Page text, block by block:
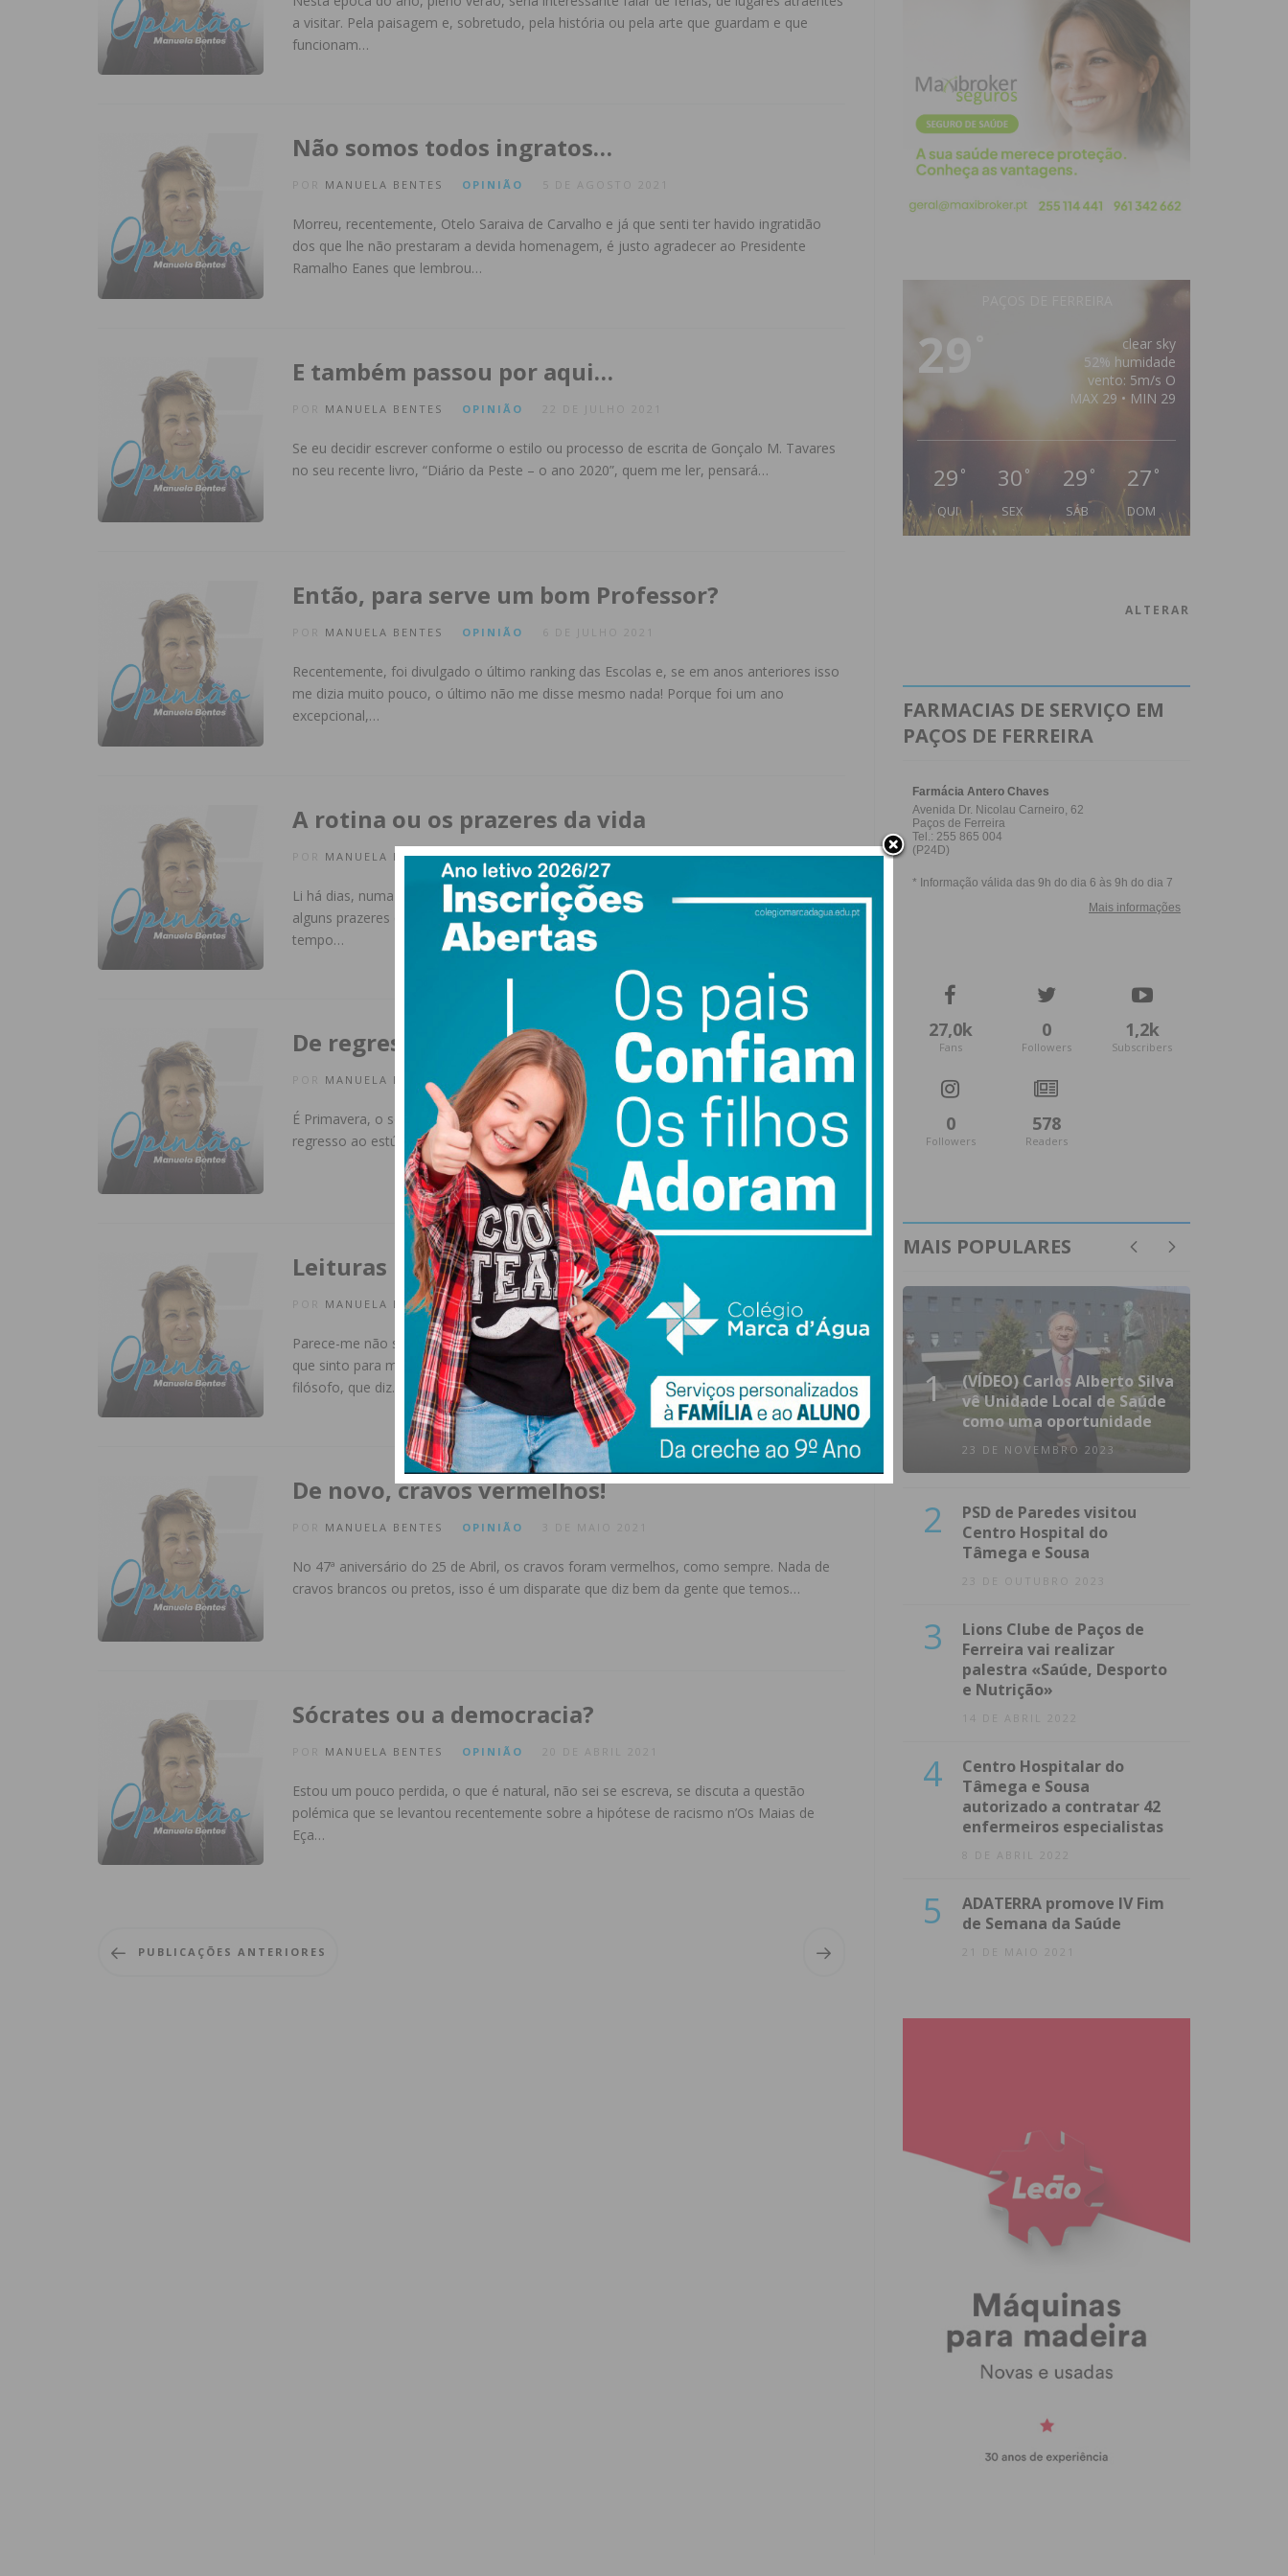
a visitar. Pela paisagem e, sobretudo, pela história ou pela arte que guardam e que
funcionam…
Não somos todos ingratos…
MANUELA BENTES OPINIÃO 5 DE AGOSTO 2021
Morreu, recentemente, Otelo Saraiva de Carvalho e já que senti ter havido ingratidão
dos que lhe não prestaram a devida homenagem, é justo agradecer ao Presidente
Ramalho Eanes que lembrou…
E também passou por aqui…
MANUELA BENTES OPINIÃO
Se eu decidir escrever conforme o estilo ou processo de escrita de Gonçalo M. Tavares
no seu recente livro, “Diário da Peste – o ano 2020”, quem me ler, pensará…
Então, para serve um bom Professor?
MANUELA BENTES OPINIÃO
Recentemente, foi divulgado o último ranking das Escolas e, se em anos anteriores isso
me dizia muito pouco, o último não me disse mesmo nada! Porque foi um ano
excepcional,…
A rotina ou os prazeres da vida
MANUELA BENTES OPINIÃO 23 DE JUNHO 2021
Li há dias, numa qualquer revista, uma crónica que me fez reflectir. Sobre rotinas ou
alguns prazeres que podemos tirar da vida! A verdade é que nem sempre temos
tempo…
De regresso ao estúdio!
MANUELA BENTES OPINIÃO 9 DE JUNHO 2021
É Primavera, o sol brilha lá fora, a temperatura amena pisca o olho às esplanadas e, de
regresso ao estúdio de Yoga, sinto-me mais feliz por poder voltar às posições…
Leituras
MANUELA BENTES OPINIÃO 25 DE MAIO 2021
Parece-me não ser necessário dizer que a leitura é, cada vez mais, uma necessidade
que sinto para me sentir bem. Concordo inteiramente com Umberto Eco, escritor e
filósofo, que diz…
De novo, cravos vermelhos!
MANUELA BENTES OPINIÃO 3 DE MAIO 2021
No 47ª aniversário do 25 de Abril, os cravos foram vermelhos, como sempre. Nada de
cravos brancos ou pretos, isso é um disparate que diz bem da gente que temos…
Sócrates ou a democracia?
MANUELA BENTES OPINIÃO 20 DE ABRIL 2021
Estou um pouco perdida, o que é natural, não sei se escreva, se discuta a questão
polémica que se levantou recentemente sobre a hipótese de racismo n’Os Maias de
Eça…
PUBLICAÇÕES ANTERIORES
29
clear sky
52% humidade
vento: 5m/s O
MAX 29 • MIN 29
29 °
QUI
30 °
SEX
29 °
SÁB
27 °
DOM
ALTERAR
FARMACIAS DE SERVIÇO EM
PAÇOS DE FERREIRA
27,0k
Fans
0
Followers
1,2k
Subscribers
0
Followers
578
Readers
MAIS POPULARES
1
(VÍDEO) Carlos Alberto Silva
vê Unidade Local de Saúde
como uma oportunidade
23 DE NOVEMBRO 2023
2
PSD de Paredes visitou
Centro Hospital do
Tâmega e Sousa
23 DE OUTUBRO 2023
3
Lions Clube de Paços de
Ferreira vai realizar
palestra «Saúde, Desporto
e Nutrição»
14 DE ABRIL 2022
4
Centro Hospitalar do
Tâmega e Sousa
autorizado a contratar 42
enfermeiros especialistas
8 DE ABRIL 2022
5
ADATERRA promove IV Fim
de Semana da Saúde
21 DE MAIO 2021